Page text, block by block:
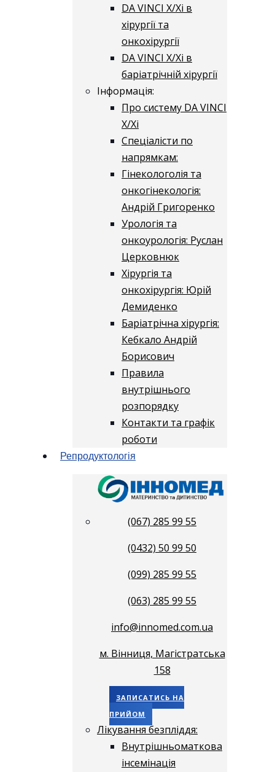
DA VINCI X/Xі в
хірургії та
онкохірургії
DA VINCI X/Xі в
баріатрічній хірургії
Інформація:
Про систему DA VINCI
X/Xі
Спеціалісти по
напрямкам:
Гінекологолія та
онкогінекологія:
Андрій Григоренко
Урологія та
онкоурологія: Руслан
Церковнюк
Хірургія та
онкохірургія: Юрій
Демиденко
Баріатрічна хірургія:
Кебкало Андрій
Борисович
Правила
внутрішнього
розпорядку
Контакти та графік
роботи
Репродуктологія
(067) 285 99 55
(0432) 50 99 50
(099) 285 99 55
(063) 285 99 55
info@innomed.com.ua
м. Вінниця, Магістратська
158
ЗАПИСАТИСЬ НА
ПРИЙОМ
Лікування безпліддя:
Внутрішньоматкова
інсемінація